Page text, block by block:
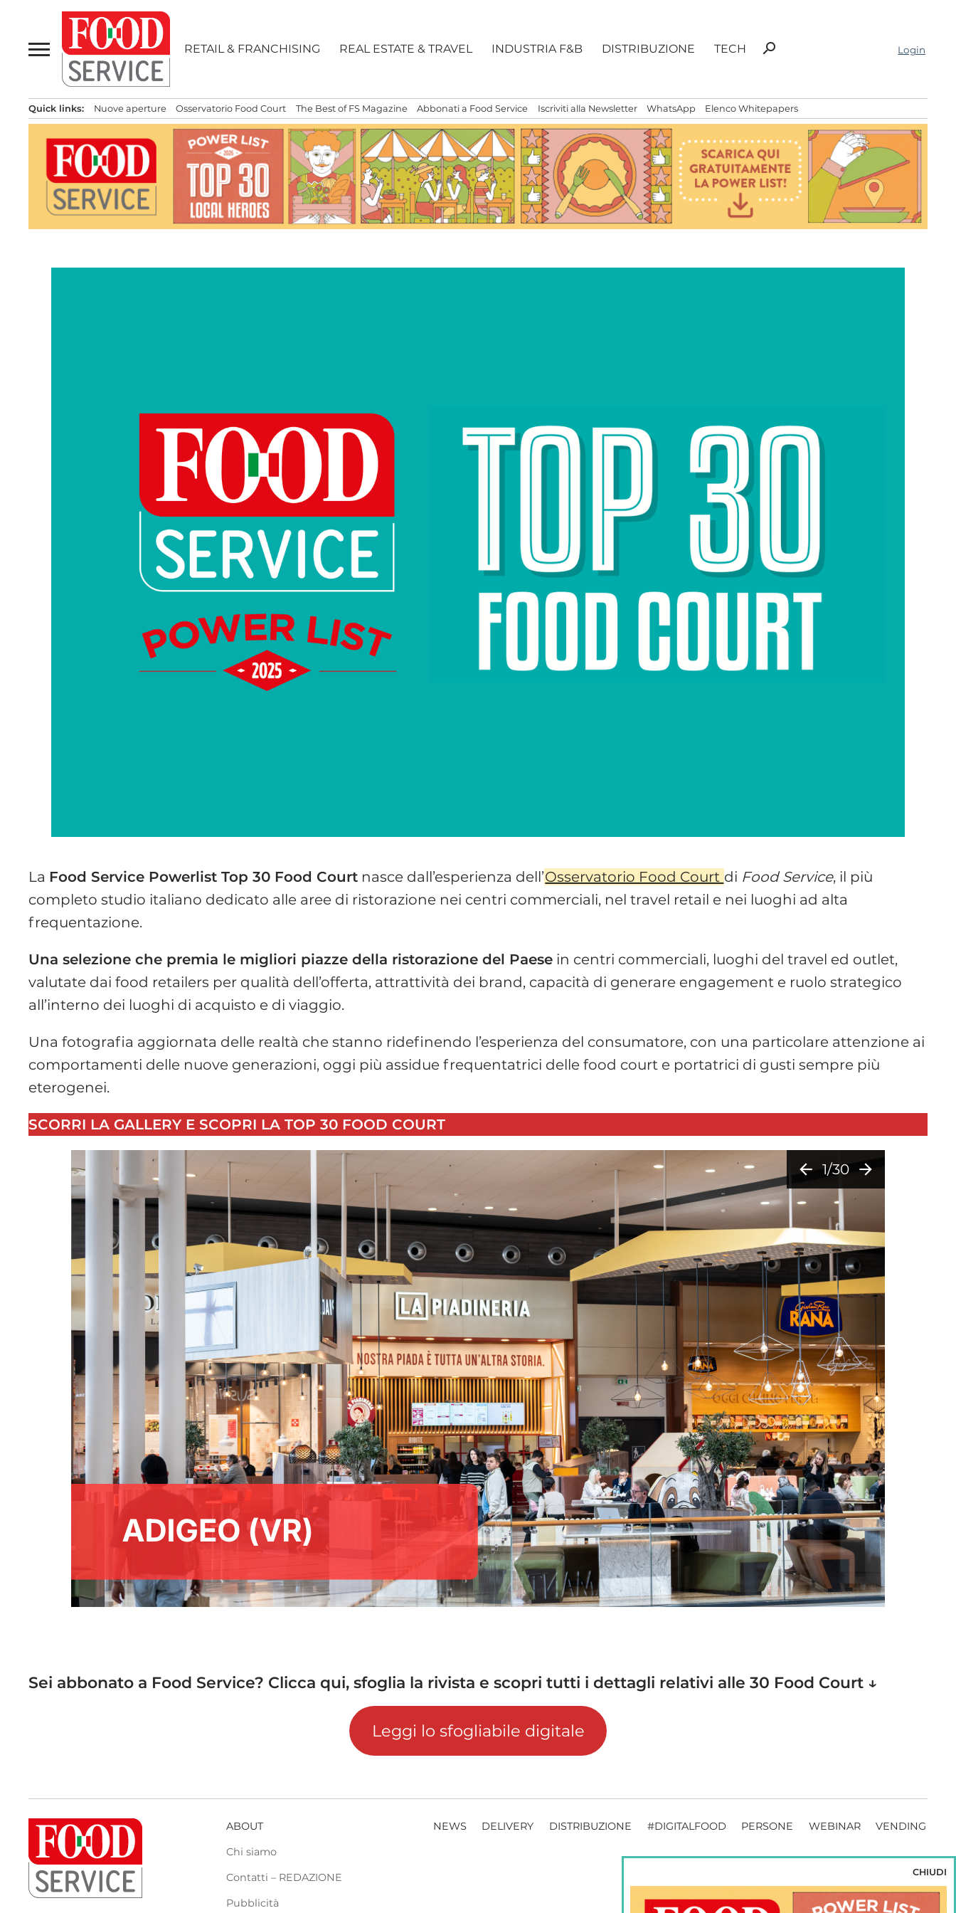
contenuto
RETAIL & FRANCHISING REAL ESTATE & TRAVEL INDUSTRIA F&B DISTRIBUZIONE TECH
Ricerca
search Login
Quick links: Nuove aperture Osservatorio Food Court The Best of FS Magazine Abbonati a Food Service Iscriviti alla Newsletter WhatsApp Elenco Whitepapers
La Food Service Powerlist Top 30 Food Court nasce dall’esperienza dell’Osservatorio Food Court di Food Service, il più
completo studio italiano dedicato alle aree di ristorazione nei centri commerciali, nel travel retail e nei luoghi ad alta
frequentazione.
Una selezione che premia le migliori piazze della ristorazione del Paese in centri commerciali, luoghi del travel ed outlet,
valutate dai food retailers per qualità dell’offerta, attrattività dei brand, capacità di generare engagement e ruolo strategico
all’interno dei luoghi di acquisto e di viaggio.
Una fotografia aggiornata delle realtà che stanno ridefinendo l’esperienza del consumatore, con una particolare attenzione ai
comportamenti delle nuove generazioni, oggi più assidue frequentatrici delle food court e portatrici di gusti sempre più
eterogenei.
SCORRI LA GALLERY E SCOPRI LA TOP 30 FOOD COURT
arrow_back 1/30 arrow_forward
Sei abbonato a Food Service? Clicca qui, sfoglia la rivista e scopri tutti i dettagli relativi alle 30 Food Court ↓
Leggi lo sfogliabile digitale
ABOUT
Chi siamo
Contatti – REDAZIONE
Pubblicità
NEWS DELIVERY DISTRIBUZIONE #DIGITALFOOD PERSONE WEBINAR VENDING
CHIUDI